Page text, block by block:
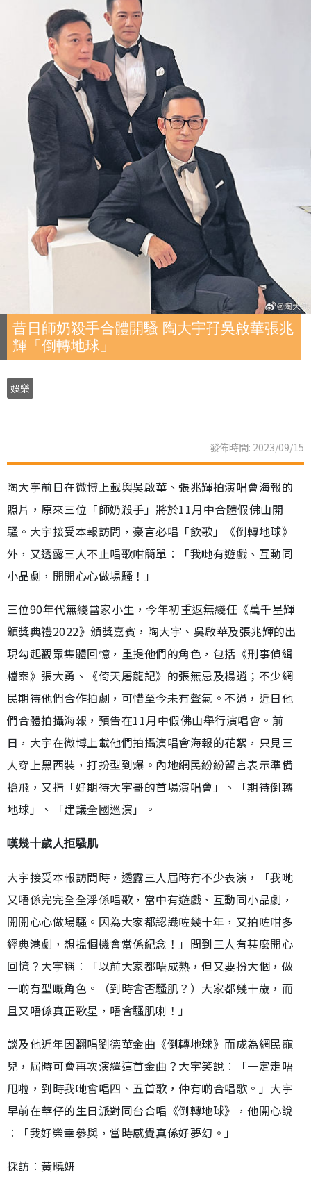
昔日師奶殺手合體開騷 陶大宇孖吳啟華張兆
輝「倒轉地球」
娛樂
發佈時間: 2023/09/15
陶大宇前日在微博上載與吳啟華、張兆輝拍演唱會海報的
照片，原來三位「師奶殺手」將於11月中合體假佛山開
騷。大宇接受本報訪問，豪言必唱「飲歌」《倒轉地球》
外，又透露三人不止唱歌咁簡單︰「我哋有遊戲、互動同
小品劇，開開心心做場騷！」
三位90年代無綫當家小生，今年初重返無綫任《萬千星輝
頒獎典禮2022》頒獎嘉賓，陶大宇、吳啟華及張兆輝的出
現勾起觀眾集體回憶，重提他們的角色，包括《刑事偵緝
檔案》張大勇、《倚天屠龍記》的張無忌及楊逍；不少網
民期待他們合作拍劇，可惜至今未有聲氣。不過，近日他
們合體拍攝海報，預告在11月中假佛山舉行演唱會。前
日，大宇在微博上載他們拍攝演唱會海報的花絮，只見三
人穿上黑西裝，打扮型到爆。內地網民紛紛留言表示準備
搶飛，又指「好期待大宇哥的首場演唱會」、「期待倒轉
地球」、「建議全國巡演」。
嘆幾十歲人拒騷肌
大宇接受本報訪問時，透露三人屆時有不少表演，「我哋
又唔係完完全全淨係唱歌，當中有遊戲、互動同小品劇，
開開心心做場騷。因為大家都認識咗幾十年，又拍咗咁多
經典港劇，想搵個機會當係紀念！」問到三人有甚麼開心
回憶？大宇稱︰「以前大家都唔成熟，但又要扮大個，做
一啲有型嘅角色。（到時會否騷肌？）大家都幾十歲，而
且又唔係真正歌星，唔會騷肌喇！」
談及他近年因翻唱劉德華金曲《倒轉地球》而成為網民寵
兒，屆時可會再次演繹這首金曲？大宇笑說︰「一定走唔
甩啦，到時我哋會唱四、五首歌，仲有啲合唱歌。」大宇
早前在華仔的生日派對同台合唱《倒轉地球》，他開心說
︰「我好榮幸參與，當時感覺真係好夢幻。」
採訪︰黃曉妍